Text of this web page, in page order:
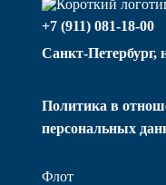
+7 (911) 081-18-00
Санкт-Петербург,
Политика в
персональных
Флот